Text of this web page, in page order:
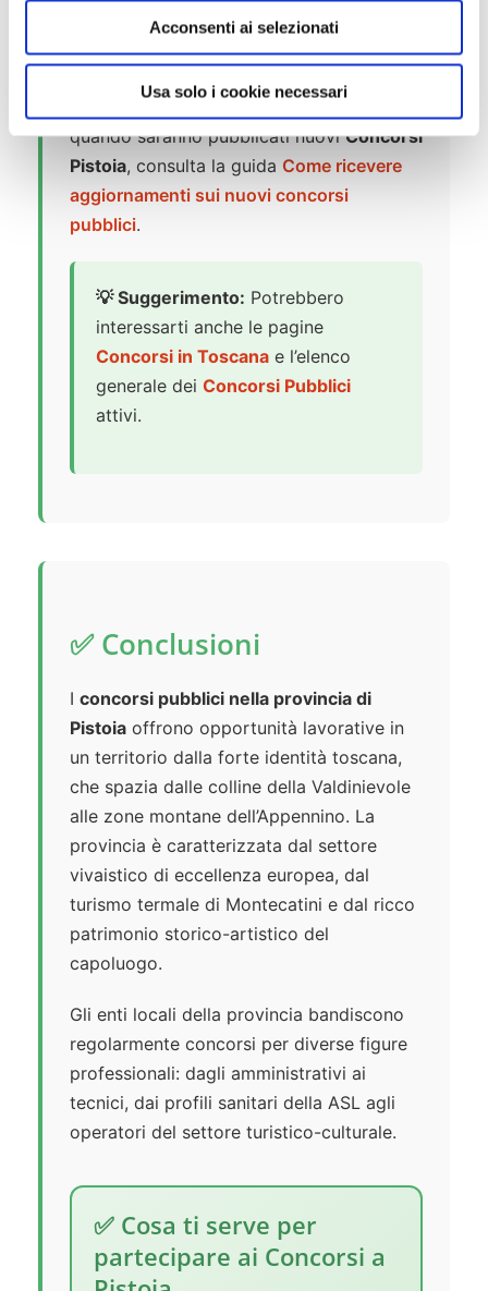
Acconsenti ai selezionati
Usa solo i cookie necessari
🔔 Resta Aggiornato sui
Concorsi
quando saranno pubblicati nuoviConcorsi
Pistoia, consulta la guida Come ricevere
aggiornamenti sui nuovi concorsi
pubblici.
💡 Suggerimento: Potrebbero
interessarti anche le pagine
Concorsi in Toscana e l’elenco
generale dei Concorsi Pubblici
attivi.
✅ Conclusioni
I concorsi pubblici nella provincia di
Pistoia offrono opportunità lavorative in
un territorio dalla forte identità toscana,
che spazia dalle colline della Valdinievole
alle zone montane dell’Appennino. La
provincia è caratterizzata dal settore
vivaistico di eccellenza europea, dal
turismo termale di Montecatini e dal ricco
patrimonio storico-artistico del
capoluogo.
Gli enti locali della provincia bandiscono
regolarmente concorsi per diverse figure
professionali: dagli amministrativi ai
tecnici, dai profili sanitari della ASL agli
operatori del settore turistico-culturale.
✅ Cosa ti serve per
partecipare ai Concorsi a